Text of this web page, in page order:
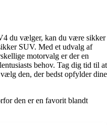
du vælger, kan du være sikker
SUV. Med et udvalg af
motorvalg er der en
behov. Tag dig tid til at
den, der bedst opfylder dine
den er en favorit blandt